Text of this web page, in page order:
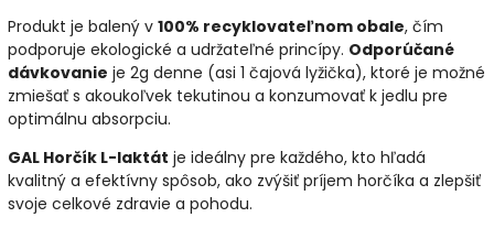
Produkt je balený v 100% recyklovateľnom obale, čím
podporuje ekologické a udržateľné princípy. Odporúčané
dávkovanie je 2g denne (asi 1 čajová lyžička), ktoré je možné
zmiešať s akoukoľvek tekutinou a konzumovať k jedlu pre
optimálnu absorpciu.
GAL Horčík L-laktát je ideálny pre každého, kto hľadá
kvalitný a efektívny spôsob, ako zvýšiť príjem horčíka a zlepšiť
svoje celkové zdravie a pohodu.